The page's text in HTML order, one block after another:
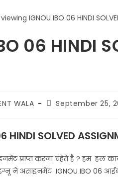
06 HINDI
WALA September 25,
HINDI SOLVED
प्राप्त करना चहेते है ? हम हल
ने असाइनमेंट IGNOU IBO 06